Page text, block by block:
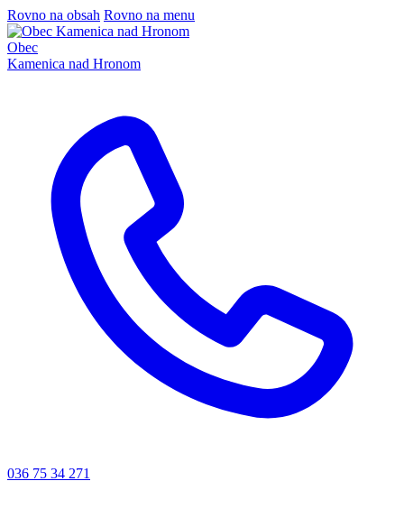
Rovno na obsah Rovno na menu
Obec
Kamenica nad Hronom
036 75 34 271